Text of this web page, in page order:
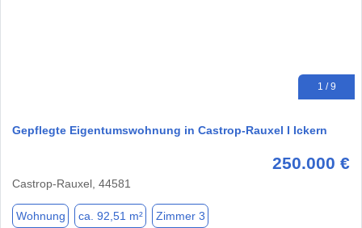
1 / 9
Gepflegte Eigentumswohnung in Castrop-Rauxel I Ickern
250.000 €
Castrop-Rauxel, 44581
Wohnung ca. 92,51 m² Zimmer 3